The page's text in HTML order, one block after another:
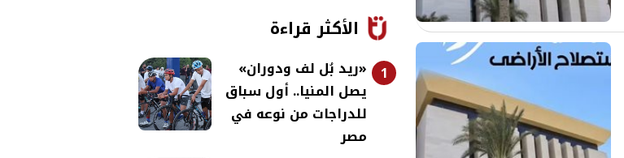
الأكثر قراءة
1
«ريد بُل لف ودوران»
يصل المنيا.. أول سباق
للدراجات من نوعه في
مصر